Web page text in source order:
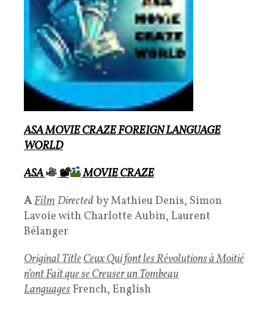
ASA MOVIE CRAZE FOREIGN LANGUAGE
WORLD
ASA
📽
MOVIE CRAZE
AFilmDirectedby Mathieu Denis, Simon
Lavoie with Charlotte Aubin, Laurent
Bélanger
Original TitleCeux Qui font lesRévolutions à Moitié
n’ont Fait que se Creuser un Tombeau
LanguagesFrench, English